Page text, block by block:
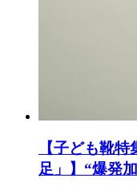
【子ども靴
足」】“爆発